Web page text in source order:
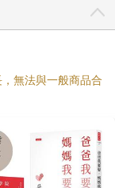
無法與一般商品合